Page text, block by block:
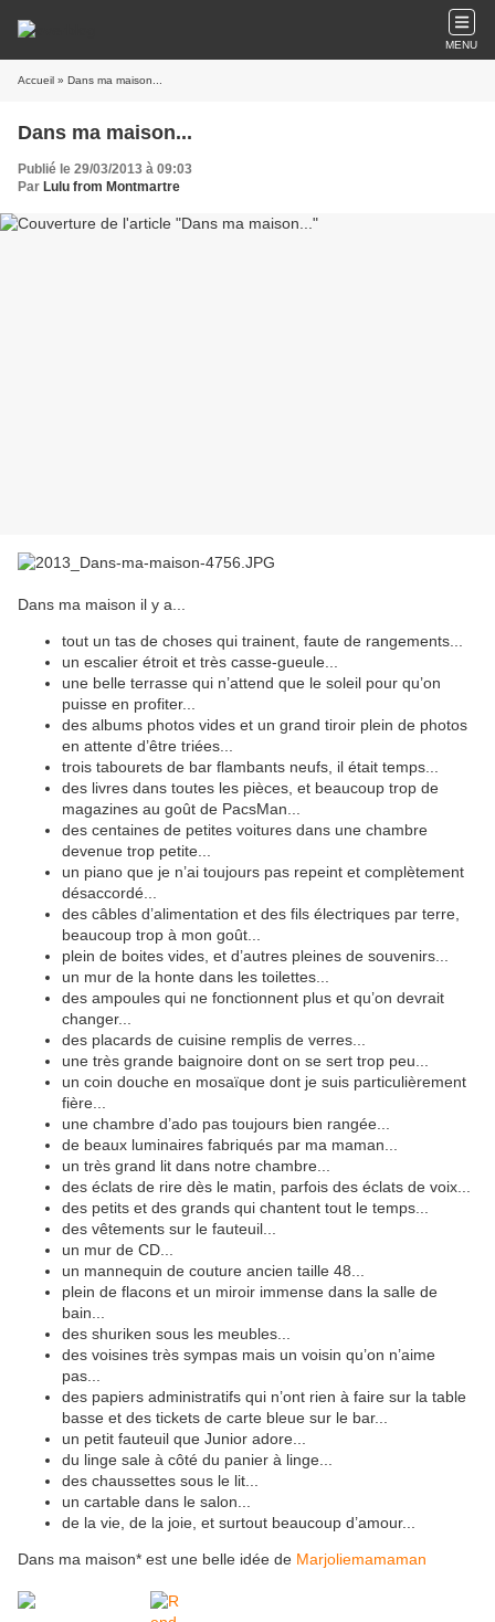
MENU
Accueil » Dans ma maison...
Dans ma maison...
Publié le 29/03/2013 à 09:03
Par Lulu from Montmartre
Dans ma maison il y a...
tout un tas de choses qui trainent, faute de rangements...
un escalier étroit et très casse-gueule...
une belle terrasse qui n’attend que le soleil pour qu’on
puisse en profiter...
des albums photos vides et un grand tiroir plein de photos
en attente d’être triées...
trois tabourets de bar flambants neufs, il était temps...
des livres dans toutes les pièces, et beaucoup trop de
magazines au goût de PacsMan...
des centaines de petites voitures dans une chambre
devenue trop petite...
un piano que je n’ai toujours pas repeint et complètement
désaccordé...
des câbles d’alimentation et des fils électriques par terre,
beaucoup trop à mon goût...
plein de boites vides, et d’autres pleines de souvenirs...
un mur de la honte dans les toilettes...
des ampoules qui ne fonctionnent plus et qu’on devrait
changer...
des placards de cuisine remplis de verres...
une très grande baignoire dont on se sert trop peu...
un coin douche en mosaïque dont je suis particulièrement
fière...
une chambre d’ado pas toujours bien rangée...
de beaux luminaires fabriqués par ma maman...
un très grand lit dans notre chambre...
des éclats de rire dès le matin, parfois des éclats de voix...
des petits et des grands qui chantent tout le temps...
des vêtements sur le fauteuil...
un mur de CD...
un mannequin de couture ancien taille 48...
plein de flacons et un miroir immense dans la salle de
bain...
des shuriken sous les meubles...
des voisines très sympas mais un voisin qu’on n’aime
pas...
des papiers administratifs qui n’ont rien à faire sur la table
basse et des tickets de carte bleue sur le bar...
un petit fauteuil que Junior adore...
du linge sale à côté du panier à linge...
des chaussettes sous le lit...
un cartable dans le salon...
de la vie, de la joie, et surtout beaucoup d’amour...
Dans ma maison* est une belle idée de Marjoliemamaman